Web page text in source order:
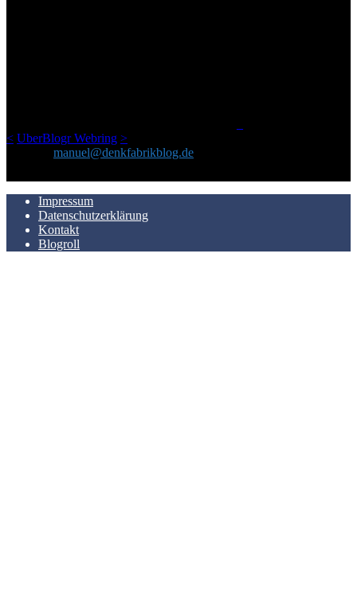
< UberBlogr Webring >
manuel@denkfabrikblog.de
Impressum
Datenschutzerklärung
Kontakt
Blogroll